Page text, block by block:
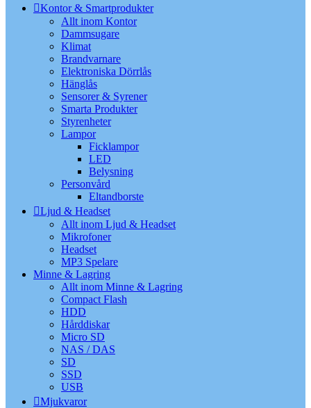
Kontor & Smartprodukter
Allt inom Kontor
Dammsugare
Klimat
Brandvarnare
Elektroniska Dörrlås
Hänglås
Sensorer & Syrener
Smarta Produkter
Styrenheter
Lampor
Ficklampor
LED
Belysning
Personvård
Eltandborste
Ljud & Headset
Allt inom Ljud & Headset
Mikrofoner
Headset
MP3 Spelare
Minne & Lagring
Allt inom Minne & Lagring
Compact Flash
HDD
Hårddiskar
Micro SD
NAS / DAS
SD
SSD
USB
Mjukvaror